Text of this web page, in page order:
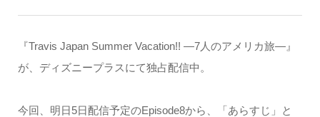
『Travis Japan Summer Vacation!! ―7人のアメリカ旅―』
が、ディズニープラスにて独占配信中。
今回、明日5日配信予定のEpisode8から、「あらすじ」と